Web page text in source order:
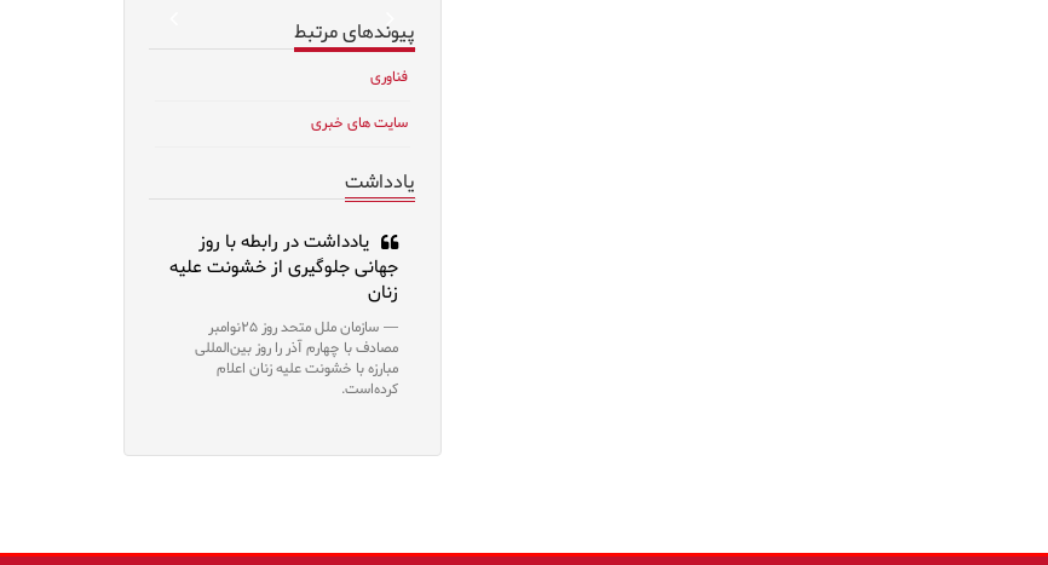
Next
پیوندهای مرتبط
فناوری
سایت های خبری
یادداشت
یادداشت در رابطه با روز
جهانی جلوگیری از خشونت علیه
زنان
سازمان ملل متحد روز ۲۵نوامبر
مصادف با چهارم آذر را روز بین‌المللی
مبارزه با خشونت علیه زنان اعلام
کرده‌است.